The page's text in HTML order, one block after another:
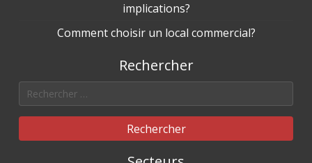
implications?
Comment choisir un local commercial?
Rechercher
Rechercher